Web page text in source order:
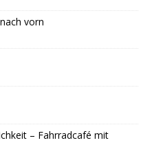
vorn
– Fahrradcafé mit